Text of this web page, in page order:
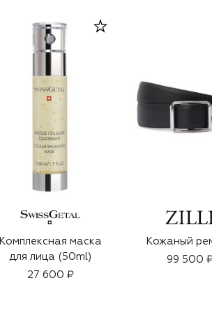
Комплексная маска
для лица (50ml)
27 600 ₽
Кожаный
99 500